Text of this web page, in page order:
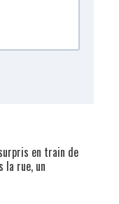
en train de
la rue, un